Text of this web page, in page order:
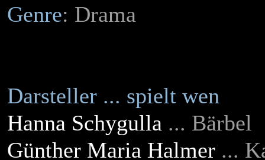
Genre: Drama
Darsteller ... spielt wen
Hanna Schygulla ... Bärbel
Günther Maria Halmer ...